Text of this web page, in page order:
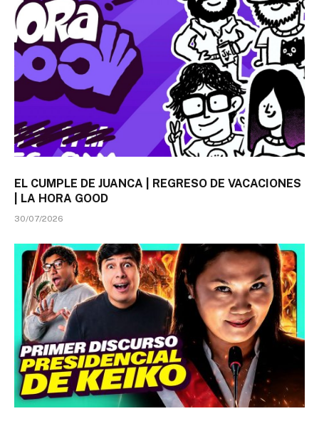
EL CUMPLE DE JUANCA | REGRESO DE VACACIONES
| LA HORA GOOD
30/07/2026